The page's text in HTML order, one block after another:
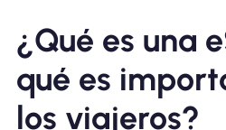
¿Qué es una
qué es
los viajeros?